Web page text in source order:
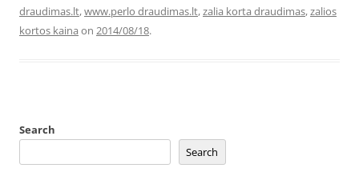
draudimas.lt,www.perlo draudimas.lt,zalia korta draudimas,zalios
kortos kaina on 2014/08/18.
Search
Search